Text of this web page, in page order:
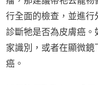
行全面的檢查，並進行
診斷牠是否為皮膚癌
家識別，或者在顯微
癌。